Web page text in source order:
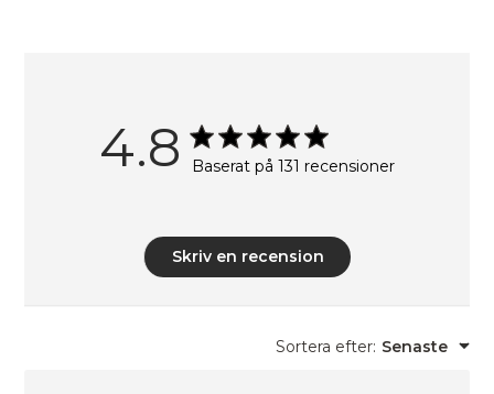
4.8 Baserat på 131 recensioner
Skriv en recension
Sortera efter: Senaste